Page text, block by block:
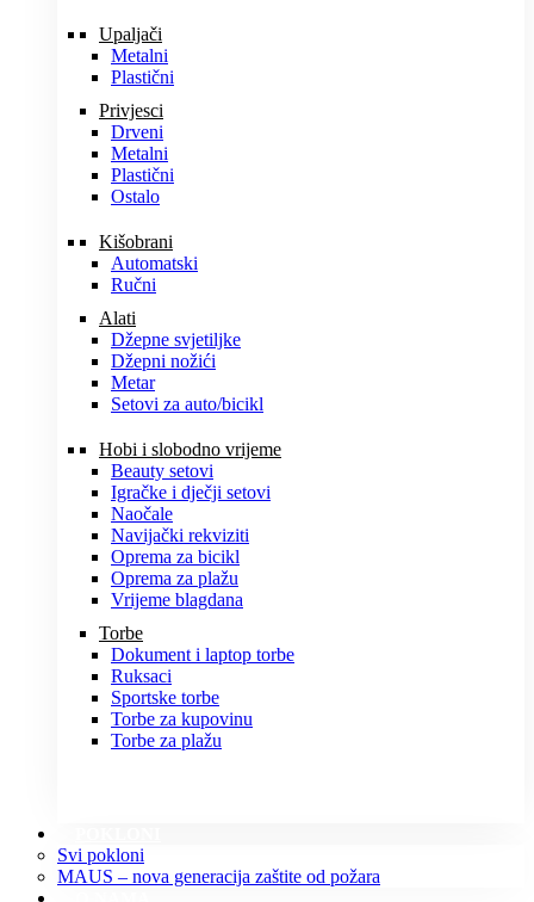
Upaljači
Metalni
Plastični
Privjesci
Drveni
Metalni
Plastični
Ostalo
Kišobrani
Automatski
Ručni
Alati
Džepne svjetiljke
Džepni nožići
Metar
Setovi za auto/bicikl
Hobi i slobodno vrijeme
Beauty setovi
Igračke i dječji setovi
Naočale
Navijački rekviziti
Oprema za bicikl
Oprema za plažu
Vrijeme blagdana
Torbe
Dokument i laptop torbe
Ruksaci
Sportske torbe
Torbe za kupovinu
Torbe za plažu
Svi pokloni
MAUS – nova generacija zaštite od požara